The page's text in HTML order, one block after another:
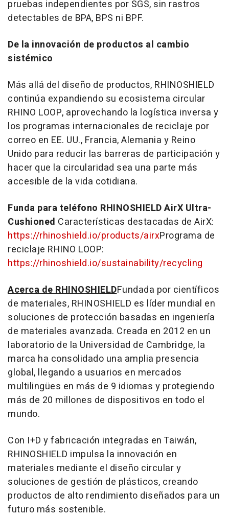
pruebas independientes por SGS, sin rastros
detectables de BPA, BPS ni BPF.
De la innovación de productos al cambio
sistémico
Más allá del diseño de productos, RHINOSHIELD
continúa expandiendo su ecosistema circular
RHINO LOOP, aprovechando la logística inversa y
los programas internacionales de reciclaje por
correo en EE. UU., Francia, Alemania y Reino
Unido para reducir las barreras de participación y
hacer que la circularidad sea una parte más
accesible de la vida cotidiana.
Funda para teléfono RHINOSHIELD AirX Ultra-
Cushioned Características destacadas de AirX:
https://rhinoshield.io/products/airxPrograma de
reciclaje RHINO LOOP:
https://rhinoshield.io/sustainability/recycling
Acerca de RHINOSHIELDFundada por científicos
de materiales, RHINOSHIELD es líder mundial en
soluciones de protección basadas en ingeniería
de materiales avanzada. Creada en 2012 en un
laboratorio de la Universidad de Cambridge, la
marca ha consolidado una amplia presencia
global, llegando a usuarios en mercados
multilingües en más de 9 idiomas y protegiendo
más de 20 millones de dispositivos en todo el
mundo.
Con I+D y fabricación integradas en Taiwán,
RHINOSHIELD impulsa la innovación en
materiales mediante el diseño circular y
soluciones de gestión de plásticos, creando
productos de alto rendimiento diseñados para un
futuro más sostenible.